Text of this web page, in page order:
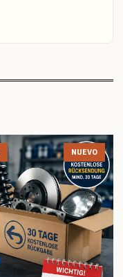
NUEVO